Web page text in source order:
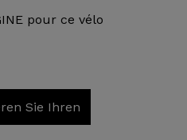
pour ce vélo
Sie Ihren